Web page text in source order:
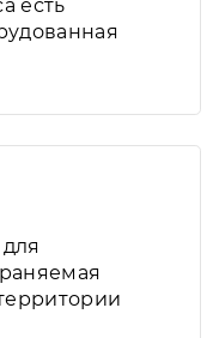
есть